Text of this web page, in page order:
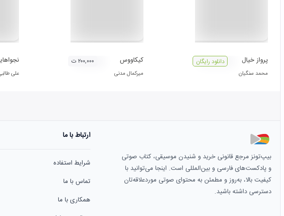
پرواز خیال
محمد سنگیان
دانلود رایگان کیکاووس
میرکمال مدنی
۲۰۰,۰۰۰ ت
علی
بیپ‌تونز مرجع قانونی خرید و شنیدن موسیقی، کتاب صوتی
و پادکست‌های فارسی و بین‌المللی است. اینجا می‌توانید با
کیفیت بالا، به‌روز و مطمئن به محتوای صوتی موردعلاقه‌تان
دسترسی داشته باشید.
ارتباط با ما
شرایط استفاده
تماس با ما
همکاری با ما